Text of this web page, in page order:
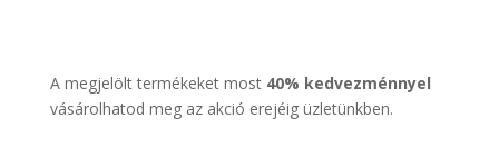
A megjelölt termékeket most 40% kedvezménnyel
vásárolhatod meg az akció erejéig üzletünkben.